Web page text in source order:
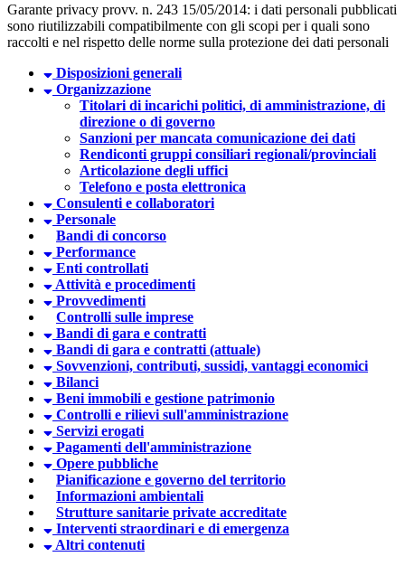
Garante privacy provv. n. 243 15/05/2014: i dati personali pubblicati
sono riutilizzabili compatibilmente con gli scopi per i quali sono
raccolti e nel rispetto delle norme sulla protezione dei dati personali
Disposizioni generali
Organizzazione
Titolari di incarichi politici, di amministrazione, di
direzione o di governo
Sanzioni per mancata comunicazione dei dati
Rendiconti gruppi consiliari regionali/provinciali
Articolazione degli uffici
Telefono e posta elettronica
Consulenti e collaboratori
Personale
Bandi di concorso
Performance
Enti controllati
Attività e procedimenti
Provvedimenti
Controlli sulle imprese
Bandi di gara e contratti
Bandi di gara e contratti (attuale)
Sovvenzioni, contributi, sussidi, vantaggi economici
Bilanci
Beni immobili e gestione patrimonio
Controlli e rilievi sull'amministrazione
Servizi erogati
Pagamenti dell'amministrazione
Opere pubbliche
Pianificazione e governo del territorio
Informazioni ambientali
Strutture sanitarie private accreditate
Interventi straordinari e di emergenza
Altri contenuti